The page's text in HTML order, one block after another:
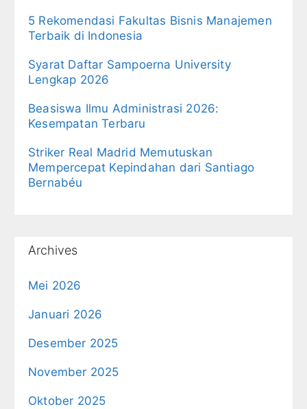
5 Rekomendasi Fakultas Bisnis Manajemen
Terbaik di Indonesia
Syarat Daftar Sampoerna University
Lengkap 2026
Beasiswa Ilmu Administrasi 2026:
Kesempatan Terbaru
Striker Real Madrid Memutuskan
Mempercepat Kepindahan dari Santiago
Bernabéu
Archives
Mei 2026
Januari 2026
Desember 2025
November 2025
Oktober 2025